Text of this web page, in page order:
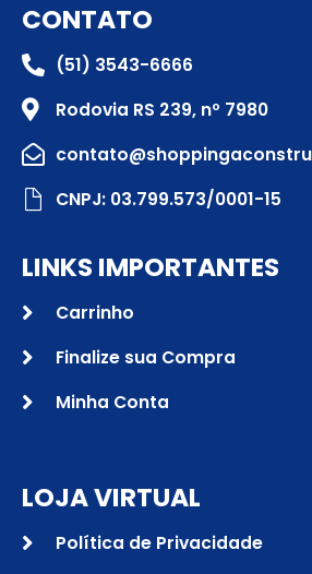
CONTATO
(51) 3543-6666
Rodovia RS 239, nº 7980
CNPJ: 03.799.573/0001-15
LINKS IMPORTANTES
Carrinho
Finalize sua Compra
Minha Conta
LOJA VIRTUAL
Política de Privacidade